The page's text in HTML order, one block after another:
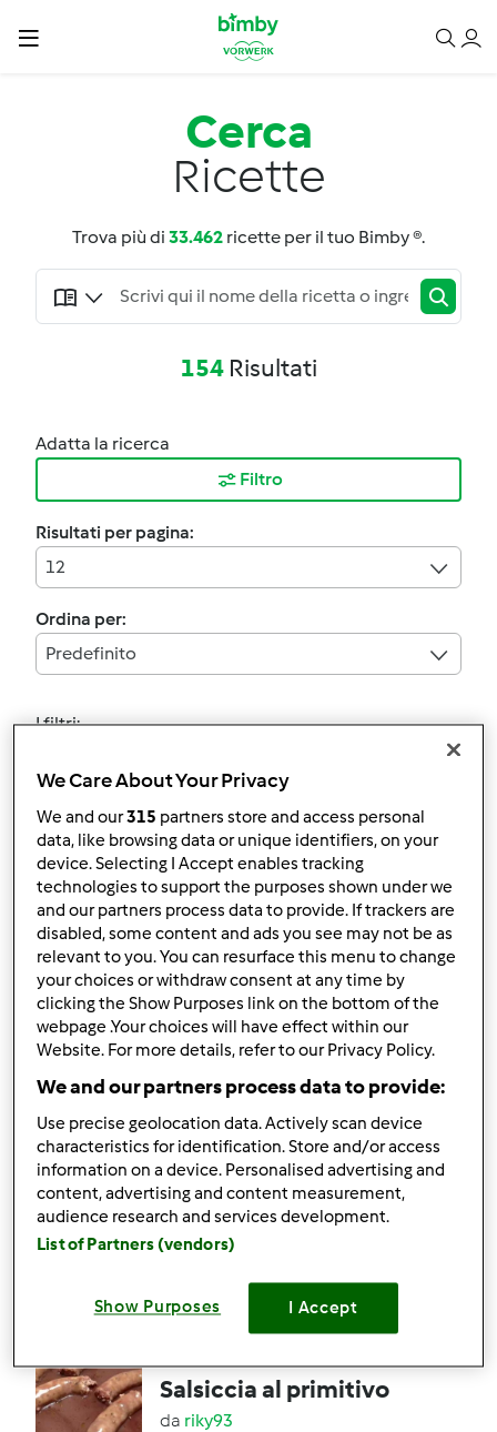
Cerca
Ricette
Trova più di 33.462 ricette per il tuo Bimby ®.
154Risultati
Adatta la ricerca
Filtro
Risultati per pagina:
12
Ordina per:
Predefinito
I filtri:
Annulla
4.6(5)
TORTA SOFFICE AL
CIOCCOLATO
dariky93
9 7 facile 12 50min
4.6(5)
Sugo della nonna
pomodoro e basilico
daOspite
Salsiccia al primitivo
da riky93
We Care About Your Privacy
We and our315 partners store and access personal
data, like browsing data or unique identifiers, on your
device. Selecting I Accept enables tracking
technologies to support the purposes shown under we
and our partners process data to provide. If trackers are
disabled, some content and ads you see may not be as
relevant to you. You can resurface this menu to change
your choices or withdraw consent at any time by
clicking the Show Purposes link on the bottom of the
webpage .Your choices will have effect within our
Website. For more details, refer to our Privacy Policy.
We and our partners process data to provide:
Use precise geolocation data. Actively scan device
characteristics for identification. Store and/or access
information on a device. Personalised advertising and
content, advertising and content measurement,
audience research and services development.
List of Partners (vendors)
Show Purposes I Accept